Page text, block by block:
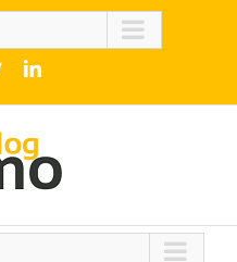
TwitterLinkedIn